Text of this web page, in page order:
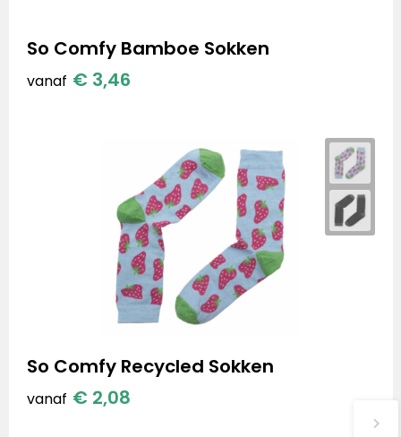
So Comfy Bamboe Sokken
vanaf € 3,46
So Comfy Recycled Sokken
vanaf € 2,08